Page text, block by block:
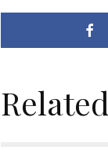
Related